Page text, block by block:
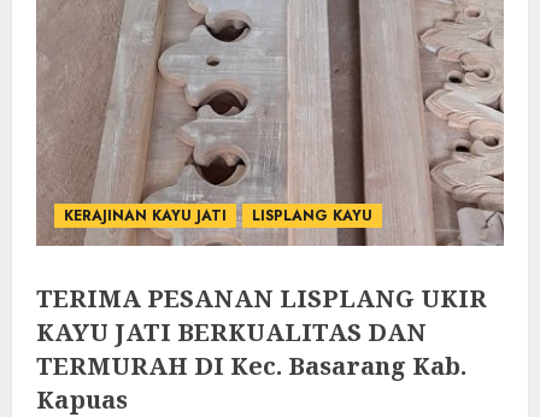
KERAJINAN KAYU JATI LISPLANG KAYU
TERIMA PESANAN LISPLANG UKIR
KAYU JATI BERKUALITAS DAN
TERMURAH DI Kec. Basarang Kab.
Kapuas